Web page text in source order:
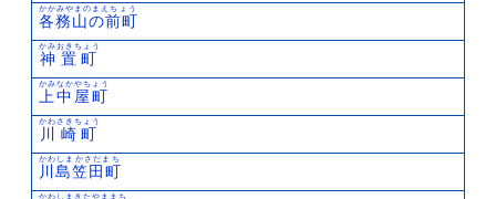
各務山の前町
かかみやまのまえちょう
神置町
かみおきちょう
上中屋町
かみなかやちょう
川崎町
かわさきちょう
川島笠田町
かわしまかさだまち
かわしまきたやままち